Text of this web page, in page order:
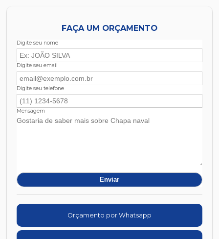
FAÇA UM ORÇAMENTO
Digite seu nome
Digite seu email
Digite seu telefone
Mensagem
Orçamento por Whatsapp